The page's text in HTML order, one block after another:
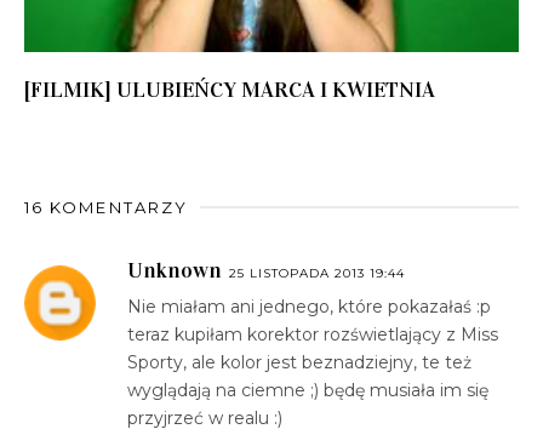
[FILMIK] ULUBIEŃCY MARCA I KWIETNIA
16 KOMENTARZY
Unknown 25 LISTOPADA 2013 19:44
Nie miałam ani jednego, które pokazałaś :p
teraz kupiłam korektor rozświetlający z Miss
Sporty, ale kolor jest beznadziejny, te też
wyglądają na ciemne ;) będę musiała im się
przyjrzeć w realu :)